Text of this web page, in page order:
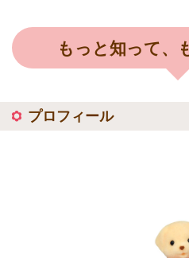
もっと知って、
プロフィール